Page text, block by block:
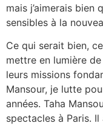
mais j’aimerais bien
sensibles à la
Ce qui serait bien,
mettre en lumière
leurs missions
Mansour, je lutte
années. Taha
spectacles à Paris.